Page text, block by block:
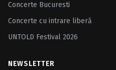
Concerte Bucuresti
Concerte cu intrare liberă
UNTOLD Festival 2026
NEWSLETTER